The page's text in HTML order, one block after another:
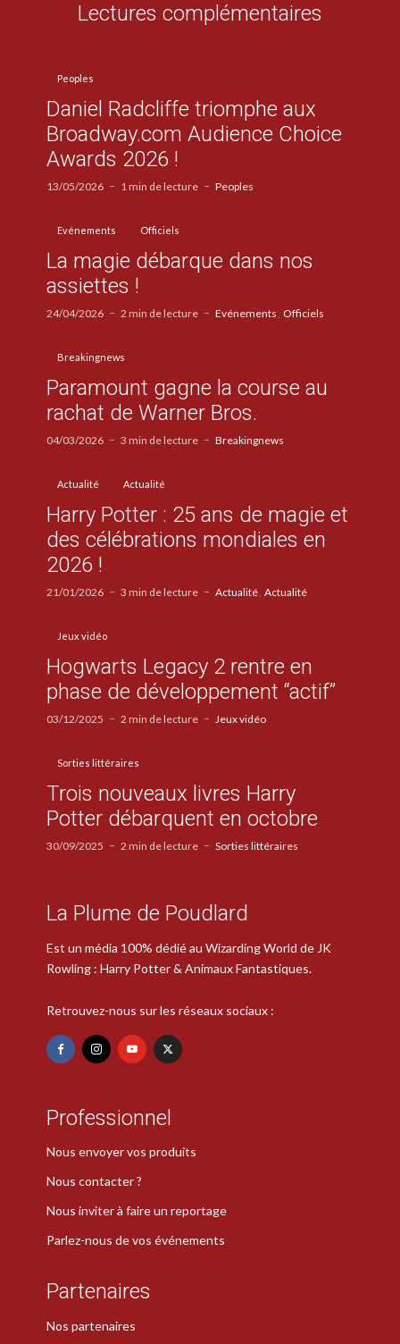
Lectures complémentaires
Peoples
Daniel Radcliffe triomphe aux
Broadway.com Audience Choice
Awards 2026 !
13/05/2026 1 min de lecture Peoples
Evénements Officiels
La magie débarque dans nos
assiettes !
24/04/2026 2 min de lecture Evénements Officiels
Breakingnews
Paramount gagne la course au
rachat de Warner Bros.
04/03/2026 3 min de lecture Breakingnews
Actualité Actualité
Harry Potter : 25 ans de magie et
des célébrations mondiales en
2026 !
21/01/2026 3 min de lecture Actualité Actualité
Jeux vidéo
Hogwarts Legacy 2 rentre en
phase de développement “actif”
03/12/2025 2 min de lecture Jeux vidéo
Sorties littéraires
Trois nouveaux livres Harry
Potter débarquent en octobre
30/09/2025 2 min de lecture Sorties littéraires
La Plume de Poudlard
Est un média 100% dédié au Wizarding World de JK
Rowling : Harry Potter & Animaux Fantastiques.
Retrouvez-nous sur les réseaux sociaux :
Professionnel
Nous envoyer vos produits
Nous contacter ?
Nous inviter à faire un reportage
Parlez-nous de vos événements
Partenaires
Nos partenaires